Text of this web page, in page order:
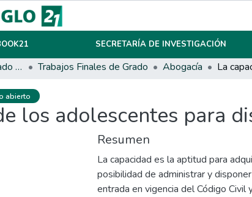
SECRETARÍA DE INVESTIGACIÓN
Trabajos Finales De Grado Y Posgrado Trabajos Finales de Grado Abogacía
abierto
los adolescentes para
Resumen
La capacidad es la aptitud para
posibilidad de administrar y
entrada en vigencia del Código Civil